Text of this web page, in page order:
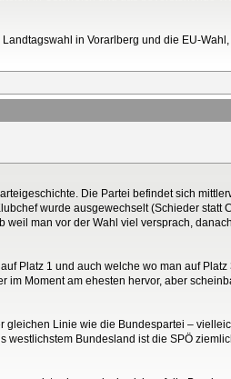
in Vorarlberg und die EU-
Die Partei befindet sich
wurde ausgewechselt (Schieder statt
man vor der Wahl viel versprach,
Platz 1 und auch welche wo man auf
Moment am ehesten hervor, aber
Linie wie die Bundespartei –
Bundesland ist die SPÖ